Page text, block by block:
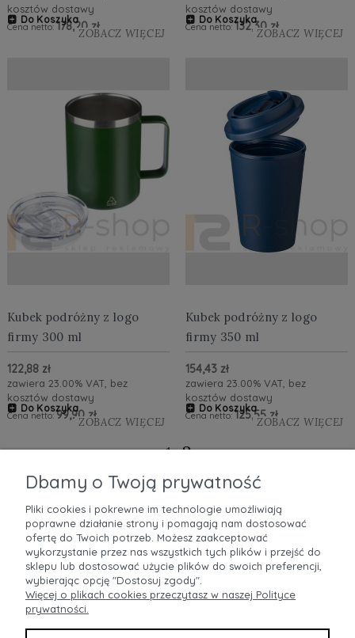
kosztów dostawy
Cena netto: 178,20 zł
Do Koszyka
ZOBACZ WIĘCEJ
kosztów dostawy
Cena netto: 132,30 zł
Do Koszyka
ZOBACZ WIĘCEJ
Kubek podróżny z logo
firmy 300 ml
122,88 zł
zawiera 23.00% VAT, bez
kosztów dostawy
Cena netto: 99,90 zł
Do Koszyka
ZOBACZ WIĘCEJ
Kubek podróżny z logo
firmy 350 ml
154,43 zł
zawiera 23.00% VAT, bez
kosztów dostawy
Cena netto: 125,55 zł
Do Koszyka
ZOBACZ WIĘCEJ
« 1 2 »
POMOC
MOJE KONTO
Dbamy o Twoją prywatność
Pliki cookies i pokrewne im technologie umożliwiają
poprawne działanie strony i pomagają nam dostosować
ofertę do Twoich potrzeb. Możesz zaakceptować
wykorzystanie przez nas wszystkich tych plików i przejść do
sklepu lub dostosować użycie plików do swoich preferencji,
wybierając opcję "Dostosuj zgody".
Więcej o plikach cookies przeczytasz w naszej Polityce
prywatności.